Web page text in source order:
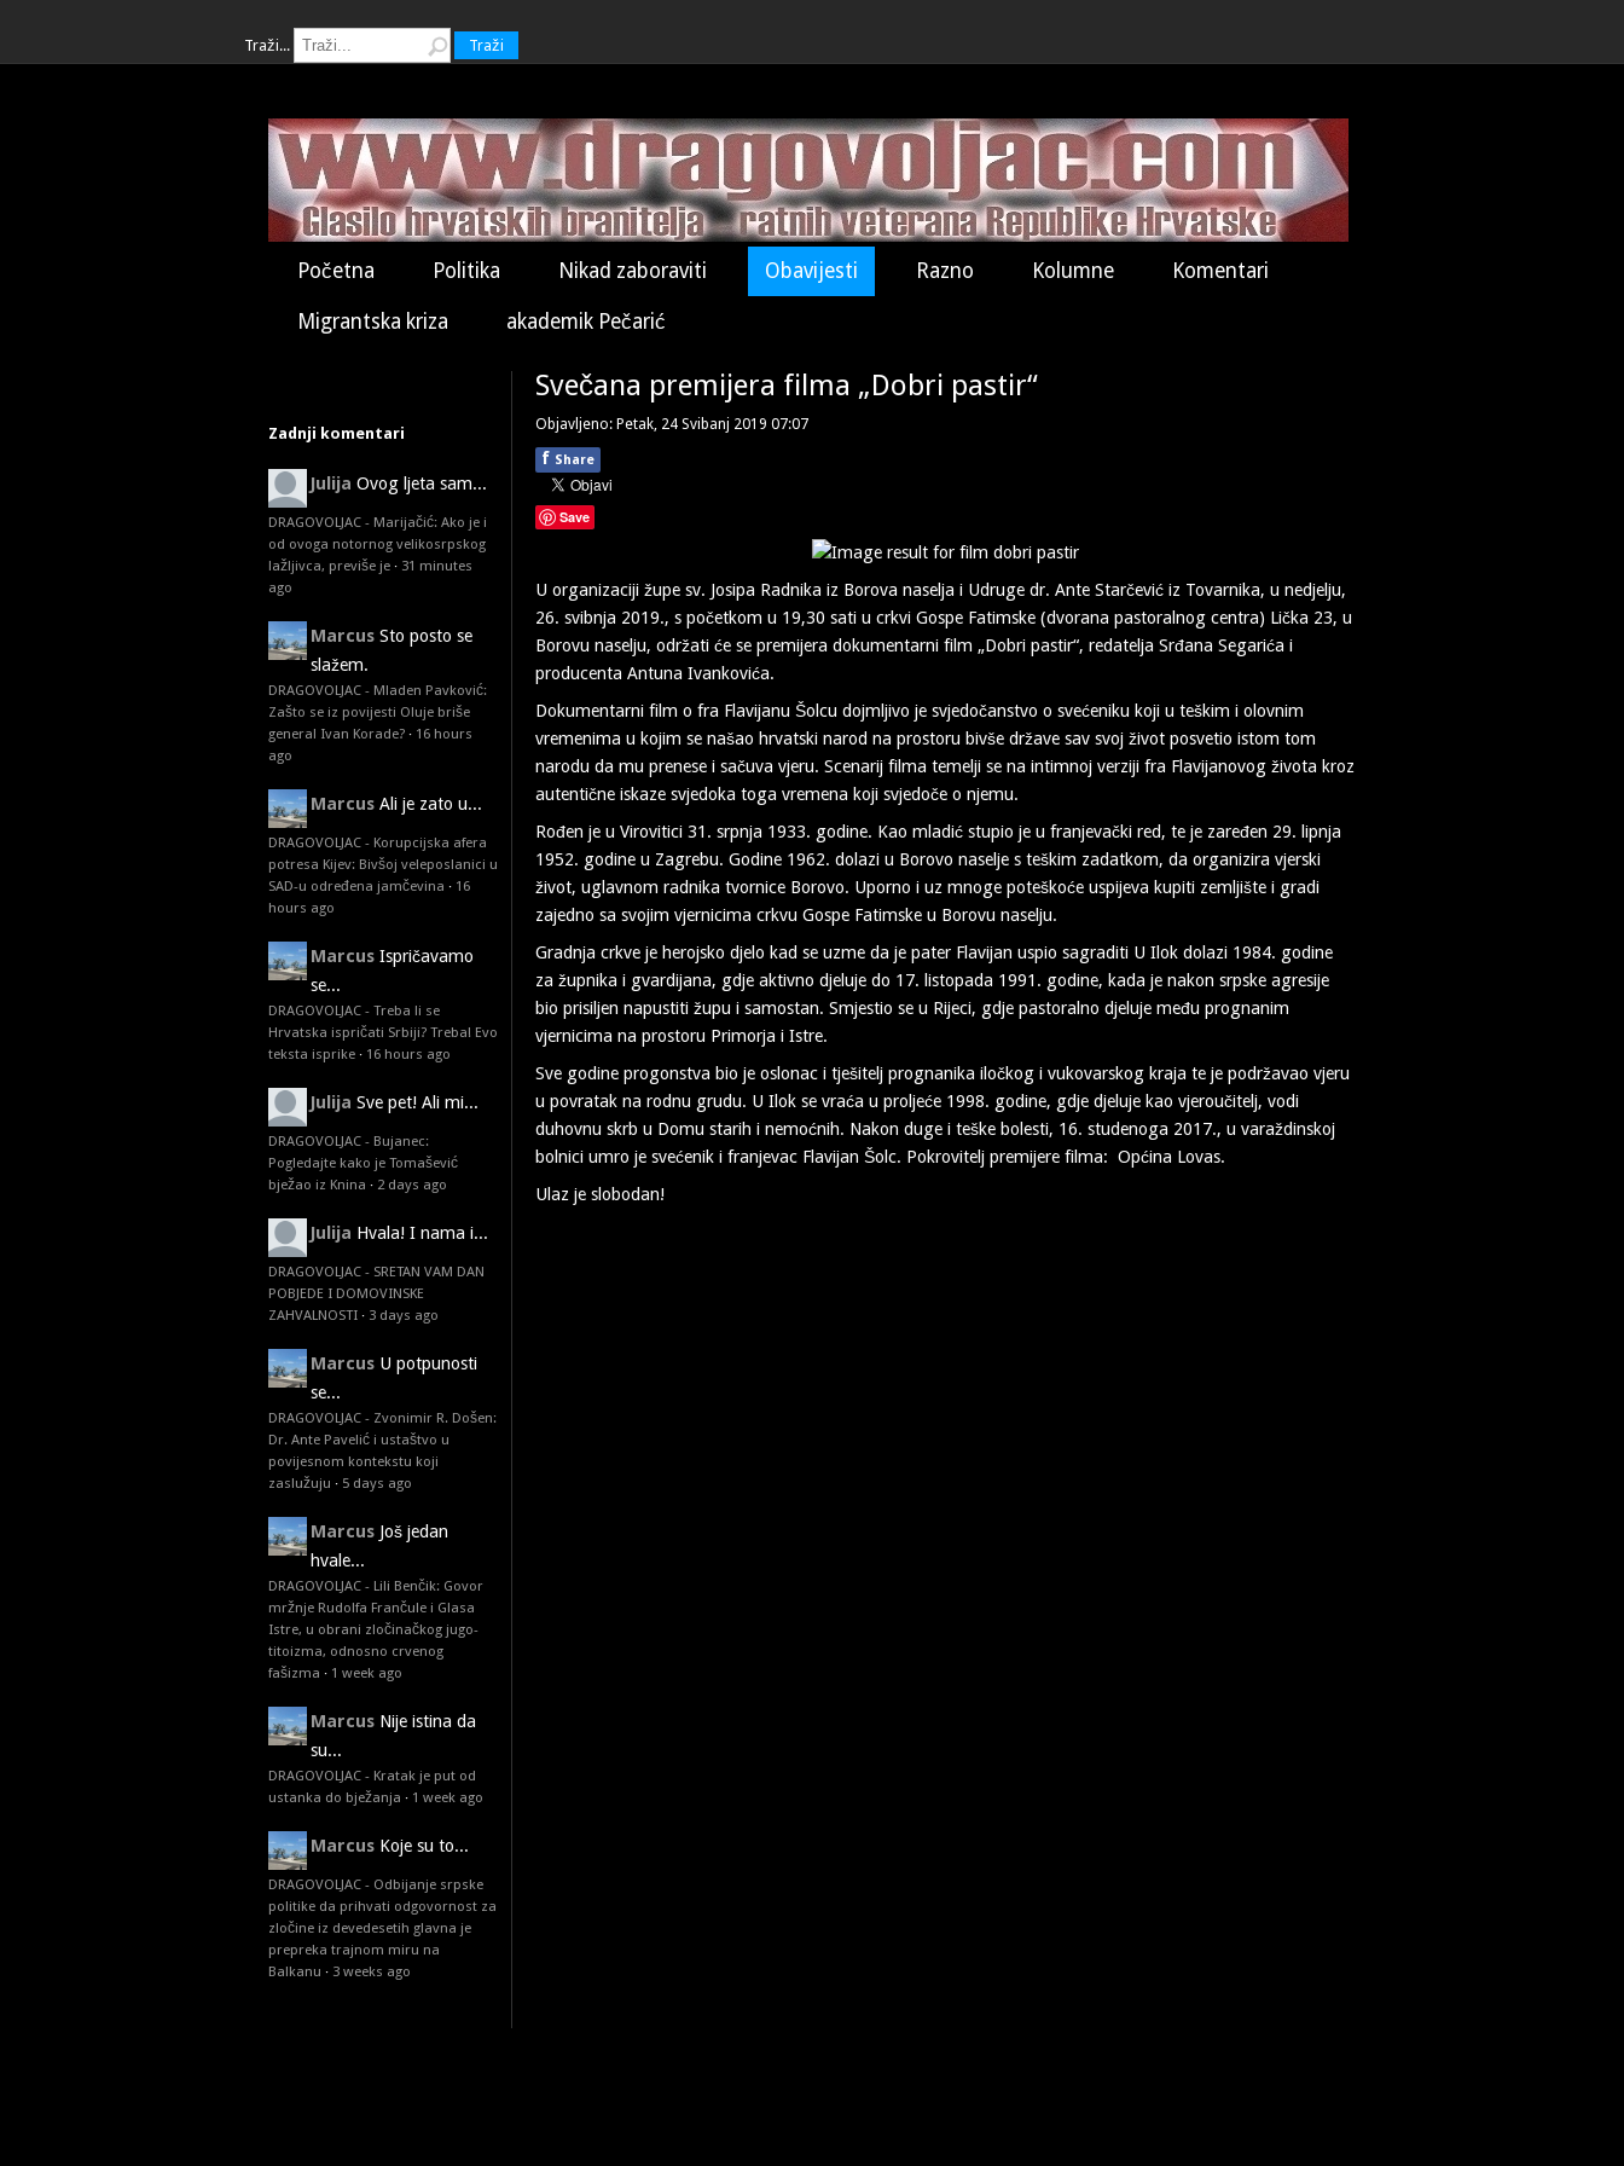
Traži... Traži
Početna Politika Nikad zaboraviti Obavijesti Razno Kolumne Komentari
Migrantska kriza akademik Pečarić
Zadnji komentari
Julija Ovog ljeta sam...
DRAGOVOLJAC - Marijačić: Ako je i
od ovoga notornog velikosrpskog
lažljivca, previše je · 31 minutes
ago
Marcus Sto posto se
slažem.
DRAGOVOLJAC - Mladen Pavković:
Zašto se iz povijesti Oluje briše
general Ivan Korade? · 16 hours
ago
Marcus Ali je zato u...
DRAGOVOLJAC - Korupcijska afera
potresa Kijev: Bivšoj veleposlanici u
SAD-u određena jamčevina · 16
hours ago
Marcus Ispričavamo
se...
DRAGOVOLJAC - Treba li se
Hrvatska ispričati Srbiji? Treba! Evo
teksta isprike · 16 hours ago
Julija Sve pet! Ali mi...
DRAGOVOLJAC - Bujanec:
Pogledajte kako je Tomašević
bježao iz Knina · 2 days ago
Julija Hvala! I nama i...
DRAGOVOLJAC - SRETAN VAM DAN
POBJEDE I DOMOVINSKE
ZAHVALNOSTI · 3 days ago
Marcus U potpunosti
se...
DRAGOVOLJAC - Zvonimir R. Došen:
Dr. Ante Pavelić i ustaštvo u
povijesnom kontekstu koji
zaslužuju · 5 days ago
Marcus Još jedan
hvale...
DRAGOVOLJAC - Lili Benčik: Govor
mržnje Rudolfa Frančule i Glasa
Istre, u obrani zločinačkog jugo-
titoizma, odnosno crvenog
fašizma · 1 week ago
Marcus Nije istina da
su...
DRAGOVOLJAC - Kratak je put od
ustanka do bježanja · 1 week ago
Marcus Koje su to...
DRAGOVOLJAC - Odbijanje srpske
politike da prihvati odgovornost za
zločine iz devedesetih glavna je
prepreka trajnom miru na
Balkanu · 3 weeks ago
Svečana premijera filma „Dobri pastir“
Objavljeno: Petak, 24 Svibanj 2019 07:07
f Share
Save
U organizaciji župe sv. Josipa Radnika iz Borova naselja i Udruge dr. Ante Starčević iz Tovarnika, u nedjelju,
26. svibnja 2019., s početkom u 19,30 sati u crkvi Gospe Fatimske (dvorana pastoralnog centra) Lička 23, u
Borovu naselju, održati će se premijera dokumentarni film „Dobri pastir“, redatelja Srđana Segarića i
producenta Antuna Ivankovića.
Dokumentarni film o fra Flavijanu Šolcu dojmljivo je svjedočanstvo o svećeniku koji u teškim i olovnim
vremenima u kojim se našao hrvatski narod na prostoru bivše države sav svoj život posvetio istom tom
narodu da mu prenese i sačuva vjeru. Scenarij filma temelji se na intimnoj verziji fra Flavijanovog života kroz
autentične iskaze svjedoka toga vremena koji svjedoče o njemu.
Rođen je u Virovitici 31. srpnja 1933. godine. Kao mladić stupio je u franjevački red, te je zaređen 29. lipnja
1952. godine u Zagrebu. Godine 1962. dolazi u Borovo naselje s teškim zadatkom, da organizira vjerski
život, uglavnom radnika tvornice Borovo. Uporno i uz mnoge poteškoće uspijeva kupiti zemljište i gradi
zajedno sa svojim vjernicima crkvu Gospe Fatimske u Borovu naselju.
Gradnja crkve je herojsko djelo kad se uzme da je pater Flavijan uspio sagraditi U Ilok dolazi 1984. godine
za župnika i gvardijana, gdje aktivno djeluje do 17. listopada 1991. godine, kada je nakon srpske agresije
bio prisiljen napustiti župu i samostan. Smjestio se u Rijeci, gdje pastoralno djeluje među prognanim
vjernicima na prostoru Primorja i Istre.
Sve godine progonstva bio je oslonac i tješitelj prognanika iločkog i vukovarskog kraja te je podržavao vjeru
u povratak na rodnu grudu. U Ilok se vraća u proljeće 1998. godine, gdje djeluje kao vjeroučitelj, vodi
duhovnu skrb u Domu starih i nemoćnih. Nakon duge i teške bolesti, 16. studenoga 2017., u varaždinskoj
bolnici umro je svećenik i franjevac Flavijan Šolc. Pokrovitelj premijere filma: Općina Lovas.
Ulaz je slobodan!